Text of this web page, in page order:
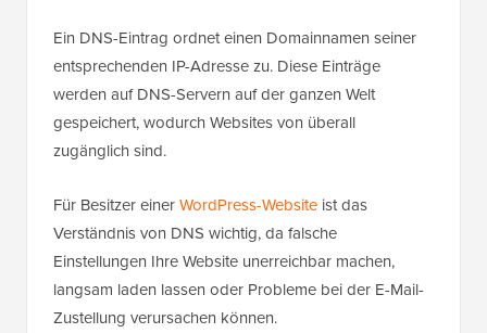
Ein DNS-Eintrag ordnet einen Domainnamen seiner
entsprechenden IP-Adresse zu. Diese Einträge
werden auf DNS-Servern auf der ganzen Welt
gespeichert, wodurch Websites von überall
zugänglich sind.
Für Besitzer einerWordPress-Website ist das
Verständnis von DNS wichtig, da falsche
Einstellungen Ihre Website unerreichbar machen,
langsam laden lassen oder Probleme bei der E-Mail-
Zustellung verursachen können.